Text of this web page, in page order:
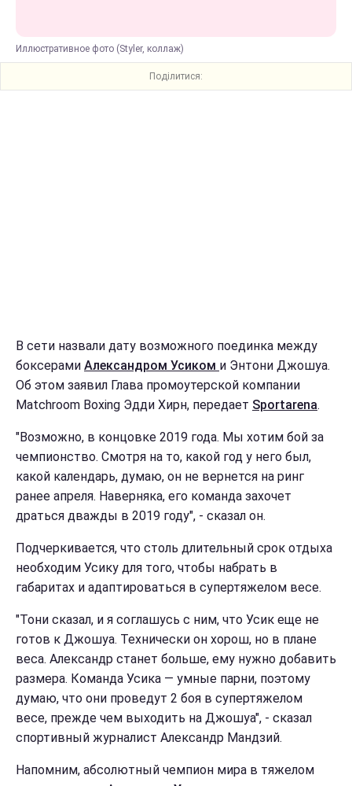
Иллюстративное фото (Styler, коллаж)
Поділитися:
В сети назвали дату возможного поединка между
боксерами Александром Усиком и Энтони Джошуа.
Об этом заявил Глава промоутерской компании
Matchroom Boxing Эдди Хирн, передает Sportarena.
"Возможно, в концовке 2019 года. Мы хотим бой за
чемпионство. Смотря на то, какой год у него был,
какой календарь, думаю, он не вернется на ринг
ранее апреля. Наверняка, его команда захочет
драться дважды в 2019 году", - сказал он.
Подчеркивается, что столь длительный срок отдыха
необходим Усику для того, чтобы набрать в
габаритах и адаптироваться в супертяжелом весе.
"Тони сказал, и я соглашусь с ним, что Усик еще не
готов к Джошуа. Технически он хорош, но в плане
веса. Александр станет больше, ему нужно добавить
размера. Команда Усика — умные парни, поэтому
думаю, что они проведут 2 боя в супертяжелом
весе, прежде чем выходить на Джошуа", - сказал
спортивный журналист Александр Мандзий.
Напомним, абсолютный чемпион мира в тяжелом